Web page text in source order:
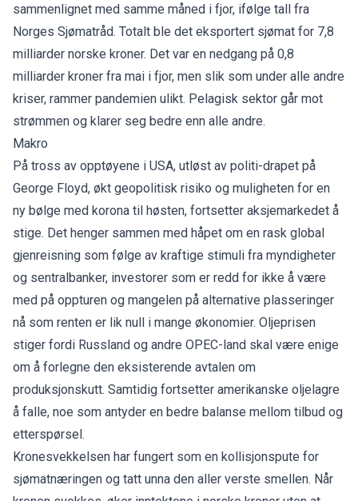
sammenlignet med samme måned i fjor, ifølge tall fra
Norges Sjømatråd. Totalt ble det eksportert sjømat for 7,8
milliarder norske kroner. Det var en nedgang på 0,8
milliarder kroner fra mai i fjor, men slik som under alle andre
kriser, rammer pandemien ulikt. Pelagisk sektor går mot
strømmen og klarer seg bedre enn alle andre.
Makro
På tross av opptøyene i USA, utløst av politi-drapet på
George Floyd, økt geopolitisk risiko og muligheten for en
ny bølge med korona til høsten, fortsetter aksjemarkedet å
stige. Det henger sammen med håpet om en rask global
gjenreisning som følge av kraftige stimuli fra myndigheter
og sentralbanker, investorer som er redd for ikke å være
med på oppturen og mangelen på alternative plasseringer
nå som renten er lik null i mange økonomier. Oljeprisen
stiger fordi Russland og andre OPEC-land skal være enige
om å forlegne den eksisterende avtalen om
produksjonskutt. Samtidig fortsetter amerikanske oljelagre
å falle, noe som antyder en bedre balanse mellom tilbud og
etterspørsel.
Kronesvekkelsen har fungert som en kollisjonspute for
sjømatnæringen og tatt unna den aller verste smellen. Når